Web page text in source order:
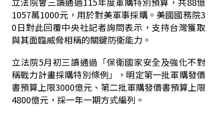
1057萬1000元，用於對美軍事採購。美國國務院3
0日對此回覆中央社記者詢問表示，支持台灣獲取
與其面臨威脅相稱的關鍵防衛能力。
立法院5月初三讀通過「保衛國家安全及強化不對
稱戰力計畫採購特別條例」，明定第一批軍購發價
書預算上限3000億元、第二批軍購發價書預算上限
4800億元，採一年一期方式編列。